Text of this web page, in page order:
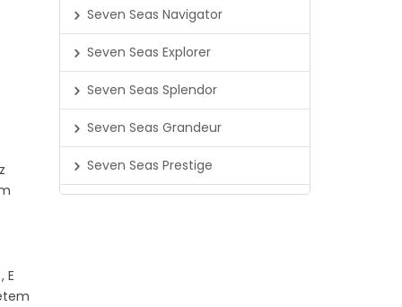
E
Seven Seas Navigator
Seven Seas Explorer
Seven Seas Splendor
Seven Seas Grandeur
Seven Seas Prestige